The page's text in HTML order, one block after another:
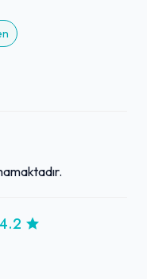
4.2